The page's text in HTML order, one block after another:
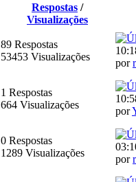
Respostas /
Visualizações
89 Respostas
53453 Visualizações
por
1 Respostas
664 Visualizações
por
0 Respostas
1289 Visualizações
por